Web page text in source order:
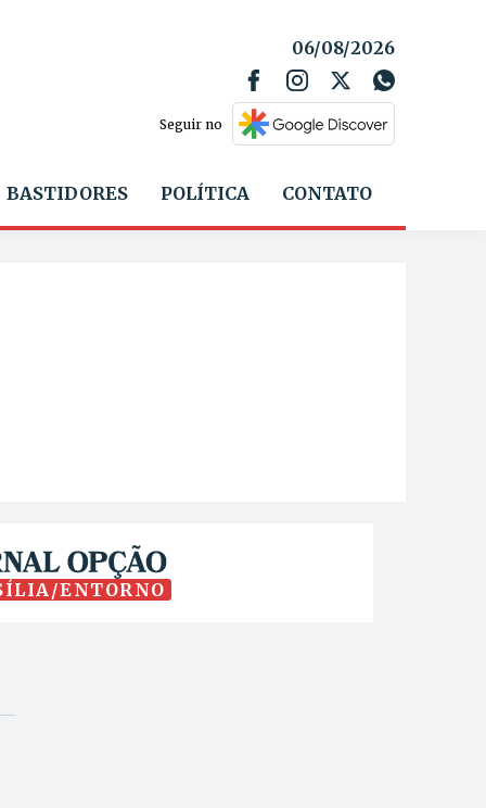
06/08/2026
Seguir no
BASTIDORES POLÍTICA CONTATO
ENTORNO